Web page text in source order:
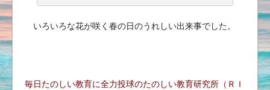
いろいろな花が咲く春の日のうれしい出来事でした。
毎日たのしい教育に全力投球のたのしい教育研究所（ＲＩ